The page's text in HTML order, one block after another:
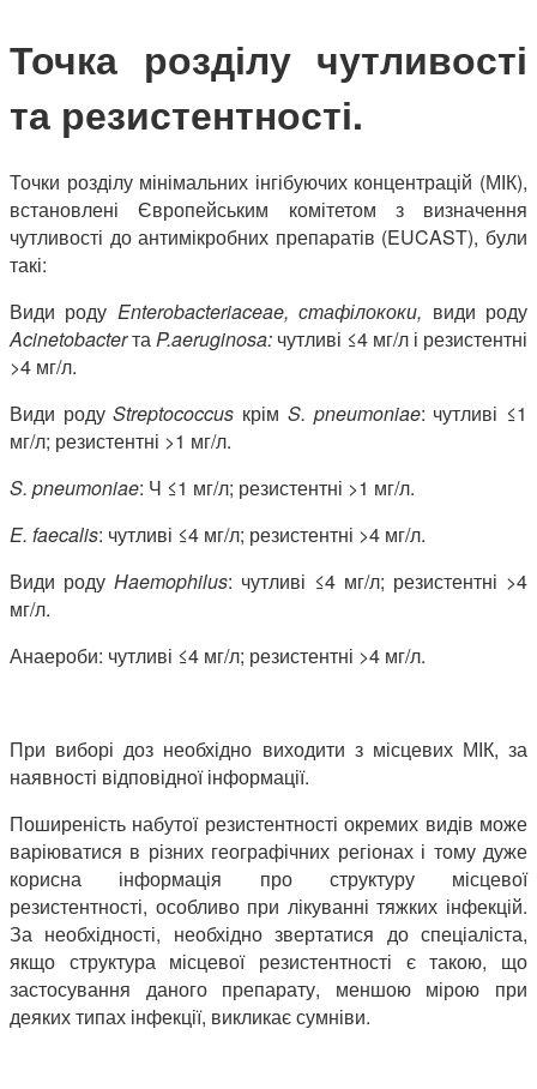
Точка розділу чутливості
та резистентності.
Точки розділу мінімальних інгібуючих концентрацій (МІК),
встановлені Європейським комітетом з визначення
чутливості до антимікробних препаратів (EUCAST), були
такі:
Види роду Enterobacteriaceae, стафілококи, види роду
AcinetobacterтаP.aeruginosa: чутливі ≤4 мг/л і резистентні
>4 мг/л.
Види родуStreptococcus крім S. pneumoniae: чутливі ≤1
мг/л; резистентні >1 мг/л.
S. pneumoniae: Ч ≤1 мг/л; резистентні >1 мг/л.
E. faecalis: чутливі ≤4 мг/л; резистентні >4 мг/л.
Види роду Haemophilus: чутливі ≤4 мг/л; резистентні >4
мг/л.
Анаероби: чутливі ≤4 мг/л; резистентні >4 мг/л.
При виборі доз необхідно виходити з місцевих МІК, за
наявності відповідної інформації.
Поширеність набутої резистентності окремих видів може
варіюватися в різних географічних регіонах і тому дуже
корисна інформація про структуру місцевої
резистентності, особливо при лікуванні тяжких інфекцій.
За необхідності, необхідно звертатися до спеціаліста,
якщо структура місцевої резистентності є такою, що
застосування даного препарату, меншою мірою при
деяких типах інфекції, викликає сумніви.